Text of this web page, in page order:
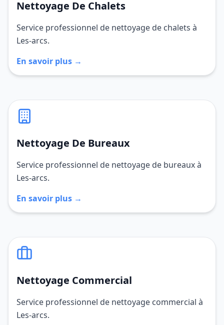
Nettoyage De Chalets
Service professionnel de nettoyage de chalets à
Les-arcs.
En savoir plus →
Nettoyage De Bureaux
Service professionnel de nettoyage de bureaux à
Les-arcs.
En savoir plus →
Nettoyage Commercial
Service professionnel de nettoyage commercial à
Les-arcs.